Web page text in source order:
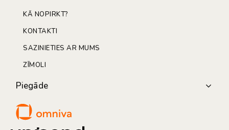
KĀ NOPIRKT?
KONTAKTI
SAZINIETIES AR MUMS
ZĪMOLI
Piegāde